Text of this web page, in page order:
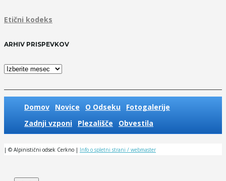
Etični kodeks
ARHIV PRISPEVKOV
Arhiv
Domov Novice O Odseku
Fotogalerije
Zadnji vzponi
Plezališče Obvestila
| © Alpinistični odsek Cerkno | Info o spletni strani / webmaster